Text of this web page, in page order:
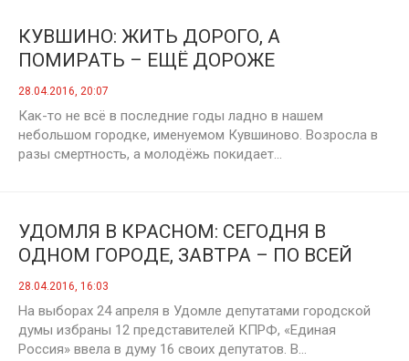
КУВШИНО: ЖИТЬ ДОРОГО, А
ПОМИРАТЬ – ЕЩЁ ДОРОЖЕ
28.04.2016, 20:07
Как-то не всё в последние годы ладно в нашем
небольшом городке, именуемом Кувшиново. Возросла в
разы смертность, а молодёжь покидает...
УДОМЛЯ В КРАСНОМ: СЕГОДНЯ В
ОДНОМ ГОРОДЕ, ЗАВТРА – ПО ВСЕЙ
ОБЛАСТИ? (Слагаемые нашей победы)
28.04.2016, 16:03
На выборах 24 апреля в Удомле депутатами городской
думы избраны 12 представителей КПРФ, «Единая
Россия» ввела в думу 16 своих депутатов. В...